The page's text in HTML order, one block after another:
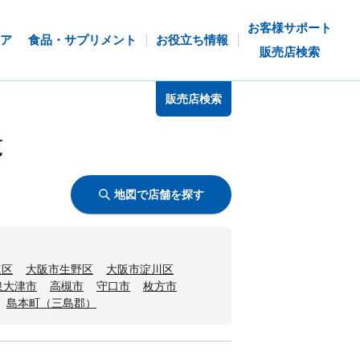
食品・サプリメント お役立ち情報
お客様サポート
販売店検索
販売店検索
地図で店舗を探す
大阪市生野区
大阪市淀川区
大津市 高槻市 守口市
枚方市
島本町（三島郡）